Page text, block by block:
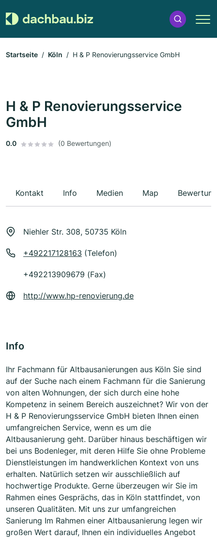
Startseite Köln H & P Renovierungsservice GmbH
H & P Renovierungsservice
GmbH
0.0 (0 Bewertungen)
Kontakt Info Medien Map
Niehler Str. 308, 50735 Köln
+492217128163 (Telefon)
+492213909679 (Fax)
http://www.hp-renovierung.de
Info
Ihr Fachmann für Altbausanierungen aus Köln Sie sind
auf der Suche nach einem Fachmann für die Sanierung
von alten Wohnungen, der sich durch eine hohe
Kompetenz in seinem Bereich auszeichnet? Wir von der
H & P Renovierungsservice GmbH bieten Ihnen einen
umfangreichen Service, wenn es um die
Altbausanierung geht. Darüber hinaus beschäftigen wir
bei uns Bodenleger, mit deren Hilfe Sie ohne Probleme
Dienstleistungen im handwerklichen Kontext von uns
erhalten. Natürlich setzen wir ausschließlich auf
hochwertige Produkte. Gerne überzeugen wir Sie im
Rahmen eines Gesprächs, das in Köln stattfindet, von
unseren Qualitäten. Mit uns zur umfangreichen
Sanierung Im Rahmen einer Altbausanierung legen wir
großen Wert darauf, Ihnen ein individuelles Angebot